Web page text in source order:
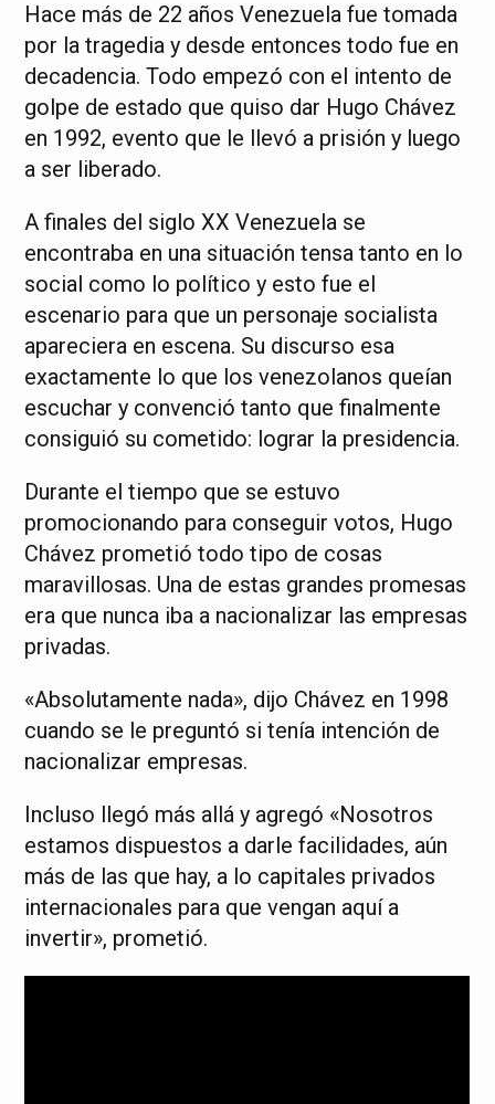
Hace más de 22 años Venezuela fue tomada
por la tragedia y desde entonces todo fue en
decadencia. Todo empezó con el intento de
golpe de estado que quiso dar Hugo Chávez
en 1992, evento que le llevó a prisión y luego
a ser liberado.
A finales del siglo XX Venezuela se
encontraba en una situación tensa tanto en lo
social como lo político y esto fue el
escenario para que un personaje socialista
apareciera en escena. Su discurso esa
exactamente lo que los venezolanos queían
escuchar y convenció tanto que finalmente
consiguió su cometido: lograr la presidencia.
Durante el tiempo que se estuvo
promocionando para conseguir votos, Hugo
Chávez prometió todo tipo de cosas
maravillosas. Una de estas grandes promesas
era que nunca iba a nacionalizar las empresas
privadas.
«Absolutamente nada», dijo Chávez en 1998
cuando se le preguntó si tenía intención de
nacionalizar empresas.
Incluso llegó más allá y agregó «Nosotros
estamos dispuestos a darle facilidades, aún
más de las que hay, a lo capitales privados
internacionales para que vengan aquí a
invertir», prometió.